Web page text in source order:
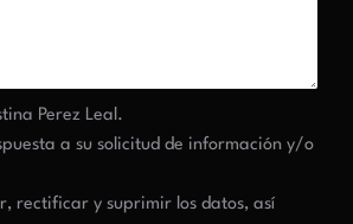
Perez Leal.
a su solicitud de información y/o
rectificar y suprimir los datos, así